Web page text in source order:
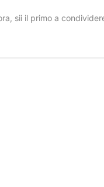
sii il primo a